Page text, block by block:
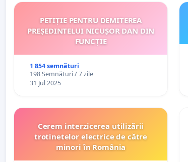
PETIȚIE PENTRU DEMITEREA
PREȘEDINTELUI NICUȘOR DAN DIN
FUNCȚIE
1 854 semnături
198 Semnături / 7 zile
31 Jul 2025
Cerem interzicerea utilizării
trotinetelor electrice de către
minori în România